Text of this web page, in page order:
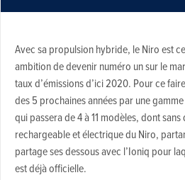
Avec sa propulsion hybride, le Niro est
ambition de devenir numéro un sur le
taux d’émissions d’ici 2020. Pour ce
des 5 prochaines années par une
qui passera de 4 à 11 modèles, dont
rechargeable et électrique du Niro,
partage ses dessous avec l’Ioniq pour
est déjà officielle.